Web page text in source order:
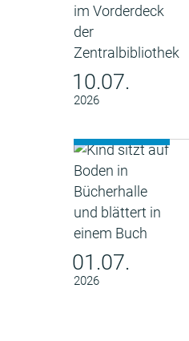
10.07.
2026
01.07.
2026